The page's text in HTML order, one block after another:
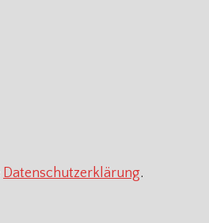
Datenschutzerklärung.